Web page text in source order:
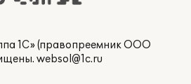
1С» (правопреемник ООО
websol@1c.ru